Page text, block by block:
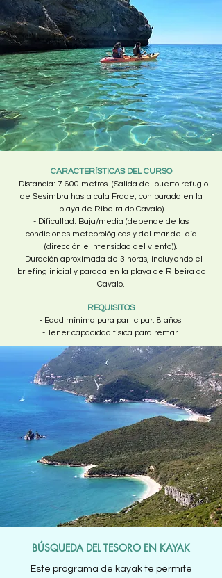
CARACTERÍSTICAS DEL CURSO
- Distancia: 7.600 metros. (Salida del puerto refugio
de Sesimbra hasta cala Frade, con parada en la
playa de Ribeira do Cavalo)
- Dificultad: Baja/media (depende de las
condiciones meteorológicas y del mar del día
(dirección e intensidad del viento)).
- Duración aproximada de 3 horas, incluyendo el
briefing inicial y parada en la playa de Ribeira do
Cavalo.
REQUISITOS
- Edad mínima para participar: 8 años.
- Tener capacidad física para remar.
BÚSQUEDA DEL TESORO EN KAYAK
Este programa de kayak te permite